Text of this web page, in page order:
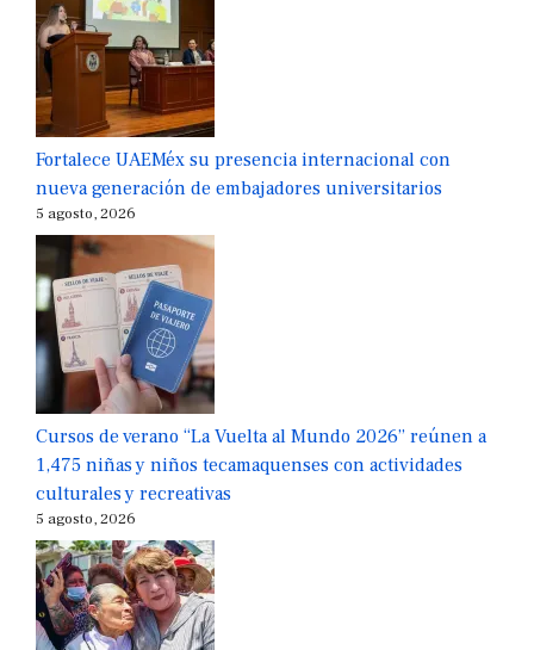
Fortalece UAEMéx su presencia internacional con
nueva generación de embajadores universitarios
5 agosto, 2026
Cursos de verano “La Vuelta al Mundo 2026” reúnen a
1,475 niñas y niños tecamaquenses con actividades
culturales y recreativas
5 agosto, 2026